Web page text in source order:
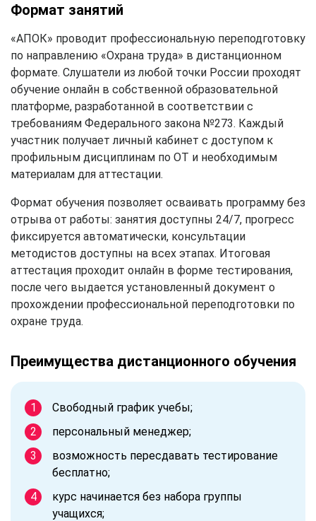
Формат занятий
«АПОК» проводит профессиональную переподготовку
по направлению «Охрана труда» в дистанционном
формате. Слушатели из любой точки России проходят
обучение онлайн в собственной образовательной
платформе, разработанной в соответствии с
требованиям Федерального закона №273. Каждый
участник получает личный кабинет с доступом к
профильным дисциплинам по ОТ и необходимым
материалам для аттестации.
Формат обучения позволяет осваивать программу без
отрыва от работы: занятия доступны 24/7, прогресс
фиксируется автоматически, консультации
методистов доступны на всех этапах. Итоговая
аттестация проходит онлайн в форме тестирования,
после чего выдается установленный документ о
прохождении профессиональной переподготовки по
охране труда.
Преимущества дистанционного обучения
Свободный график учебы;
персональный менеджер;
возможность пересдавать тестирование
бесплатно;
курс начинается без набора группы
учащихся;